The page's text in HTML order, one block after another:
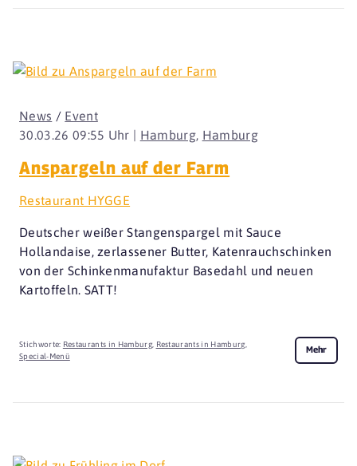
30.03.26 09:55 Uhr | Hamburg, Hamburg
News / Event
Anspargeln auf der Farm
Restaurant HYGGE
Deutscher weißer Stangenspargel mit Sauce
Hollandaise, zerlassener Butter, Katenrauchschinken
von der Schinkenmanufaktur Basedahl und neuen
Kartoffeln. SATT!
Stichworte: Restaurants in Hamburg, Restaurants in Hamburg,
Special-Menü
Mehr